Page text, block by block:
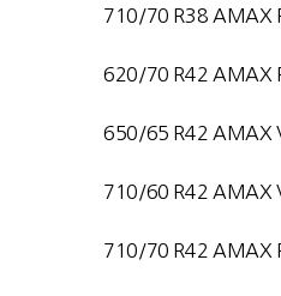
710/70 R38 AMAX
620/70 R42 AMAX
650/65 R42 AMAX
710/60 R42 AMAX
710/70 R42 AMAX